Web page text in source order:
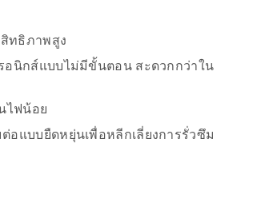
สิทธิภาพสูง
อนิกส์แบบไม่มีขั้นตอน สะดวกกว่าใน
ไฟน้อย
อแบบยืดหยุ่นเพื่อหลีกเลี่ยงการรั่วซึม